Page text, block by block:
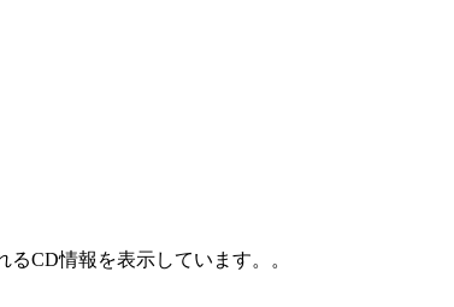
CD情報を表示しています。。